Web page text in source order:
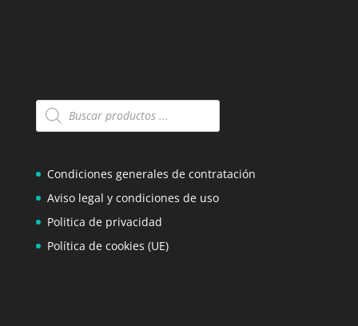
Búsqueda
Condiciones generales de contratación
Aviso legal y condiciones de uso
Politica de privacidad
Política de cookies (UE)